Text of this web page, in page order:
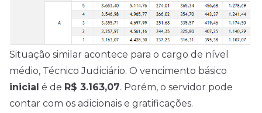
Situação similar acontece para o cargo de nível
médio, Técnico Judiciário. O vencimento básico
inicial é de R$ 3.163,07. Porém, o servidor pode
contar com os adicionais e gratificações.